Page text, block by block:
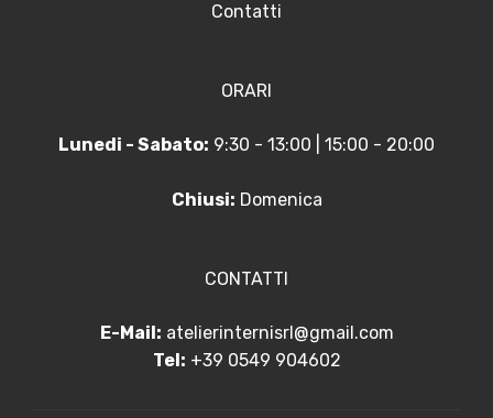
Contatti
ORARI
Lunedi - Sabato: 9:30 - 13:00 | 15:00 - 20:00
Chiusi: Domenica
CONTATTI
E-Mail: atelierinternisrl@gmail.com
Tel: +39 0549 904602